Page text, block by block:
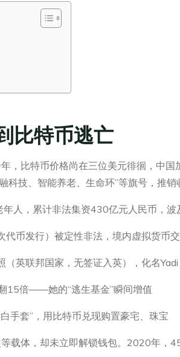
比特币逃亡
比特币价格尚在三位美元徘徊，中国
科技、智能养老、生命环”等旗号，推
人，累计非法集资430亿元人民币，
代币发行）被定性非法，境内虚拟货币
英联邦国家，无签证入英），化名
15倍——她的“逃生基金”瞬间增值
手套”，用比特币兑现购置豪宅、珠宝
载体，却未立即解锁钱包。2020年，